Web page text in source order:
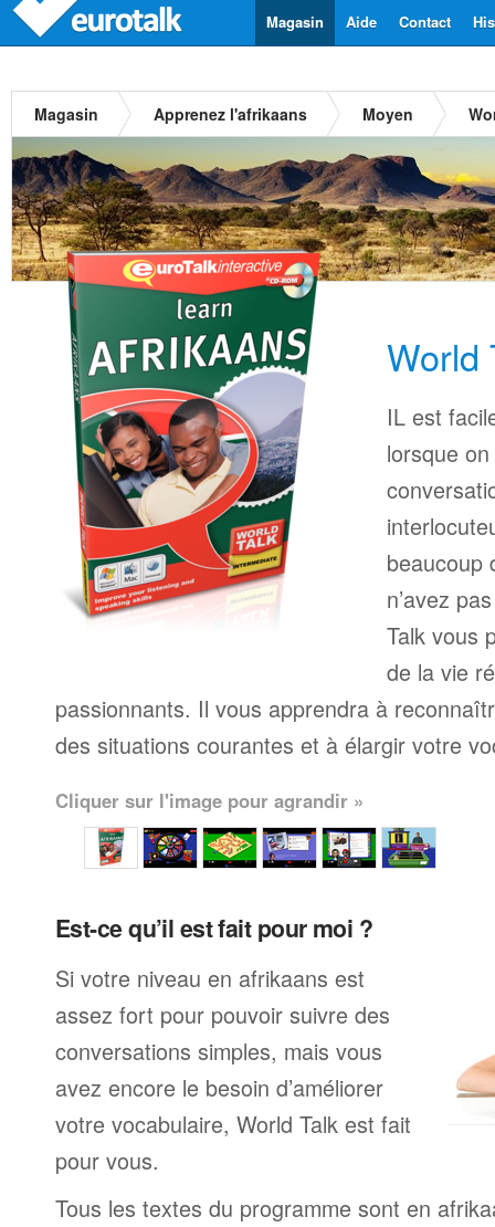
Contact
Aide
Magasin
Magasin Apprenez l'afrikaans Moyen
World
IL est
lorsque
beaucoup
n’avez
Talk vous
de la vie
passionnants. Il vous apprendra à
des situations courantes et à élargir votre
Cliquer sur l'image pour agrandir »
Est-ce qu’il est fait pour moi ?
Si votre niveau en afrikaans est
assez fort pour pouvoir suivre des
conversations simples, mais vous
avez encore le besoin d’améliorer
votre vocabulaire, World Talk est fait
pour vous.
Tous les textes du programme sont en